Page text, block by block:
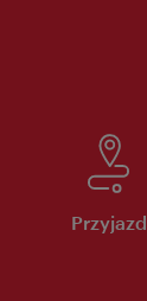
Przyjazd